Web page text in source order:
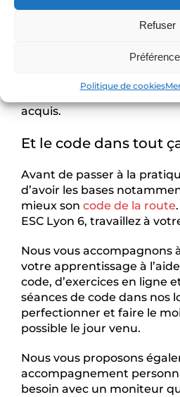
Refuser
Politique de cookies
vous considérez comme
Il peut être intéressant
conduite supervisée,
acquis.
Et le code dans tout
Avant de passer à la
d’avoir les bases
mieux son code de la route
ESC Lyon 6, travaillez à
Nous vous accompagnons
votre apprentissage à
code, d’exercices en ligne
séances de code dans nos
perfectionner et faire le
possible le jour venu.
Nous vous proposons
accompagnement
besoin avec un moniteur